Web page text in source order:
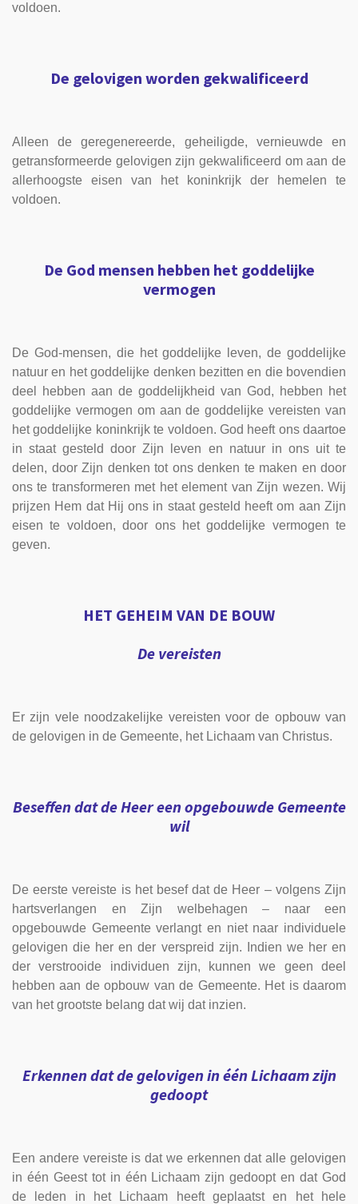
voldoen.
De gelovigen worden gekwalificeerd
Alleen de geregenereerde, geheiligde, vernieuwde en
getransformeerde gelovigen zijn gekwalificeerd om aan de
allerhoogste eisen van het koninkrijk der hemelen te
voldoen.
De God mensen hebben het goddelijke
vermogen
De God-mensen, die het goddelijke leven, de goddelijke
natuur en het goddelijke denken bezitten en die bovendien
deel hebben aan de goddelijkheid van God, hebben het
goddelijke vermogen om aan de goddelijke vereisten van
het goddelijke koninkrijk te voldoen. God heeft ons daartoe
in staat gesteld door Zijn leven en natuur in ons uit te
delen, door Zijn denken tot ons denken te maken en door
ons te transformeren met het element van Zijn wezen. Wij
prijzen Hem dat Hij ons in staat gesteld heeft om aan Zijn
eisen te voldoen, door ons het goddelijke vermogen te
geven.
HET GEHEIM VAN DE BOUW
De vereisten
Er zijn vele noodzakelijke vereisten voor de opbouw van
de gelovigen in de Gemeente, het Lichaam van Christus.
Beseffen dat de Heer een opgebouwde Gemeente
wil
De eerste vereiste is het besef dat de Heer – volgens Zijn
hartsverlangen en Zijn welbehagen – naar een
opgebouwde Gemeente verlangt en niet naar individuele
gelovigen die her en der verspreid zijn. Indien we her en
der verstrooide individuen zijn, kunnen we geen deel
hebben aan de opbouw van de Gemeente. Het is daarom
van het grootste belang dat wij dat inzien.
Erkennen dat de gelovigen in één Lichaam zijn
gedoopt
Een andere vereiste is dat we erkennen dat alle gelovigen
in één Geest tot in één Lichaam zijn gedoopt en dat God
de leden in het Lichaam heeft geplaatst en het hele